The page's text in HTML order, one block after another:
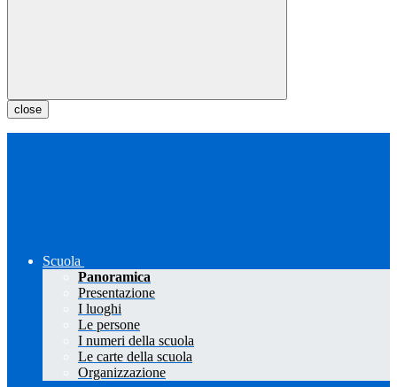
close
Scuola
Panoramica
Presentazione
I luoghi
Le persone
I numeri della scuola
Le carte della scuola
Organizzazione